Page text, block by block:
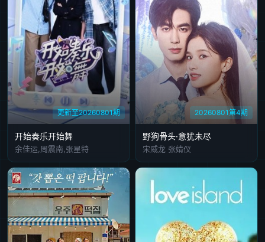
更新至20260801期
开始奏乐开始舞
余佳运,周震南,张星特
20260801第4期
野狗骨头·意犹未尽
宋威龙 张婧仪